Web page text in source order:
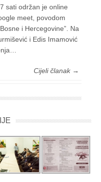
sati održan je online
meet, povodom
i Hercegovine”. Na
i Edis Imamović
Cijeli članak →